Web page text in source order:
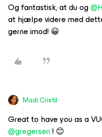
Og fantastisk, at du og
at hjælpe videre med
gerne imod! 😀
Madi.Cristil
Great to have you as a
@gregersen! 😊